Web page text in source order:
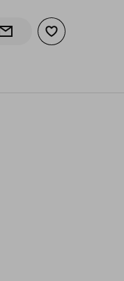
Ενημέρωση διαθεσιμότητας
Προσθήκη στα